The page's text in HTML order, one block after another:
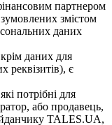
партнером
змістом
даних
даних для
реквізитів), є
потрібні для
або продавець,
TALES.UA,